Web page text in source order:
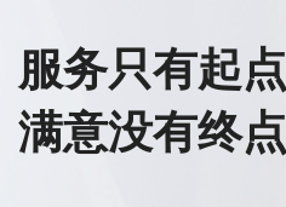
服务只有起点
满意没有终点